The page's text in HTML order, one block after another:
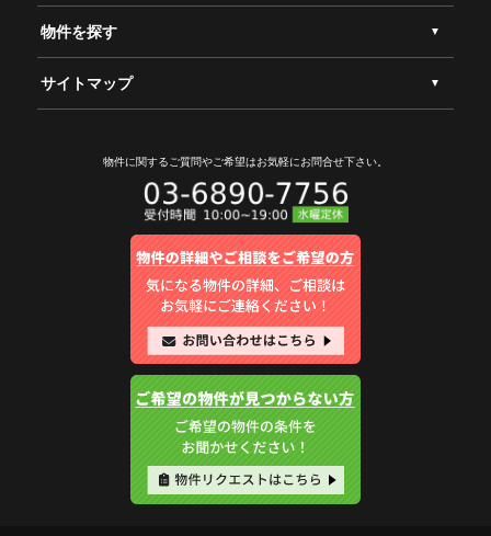
物件を探す
サイトマップ
物件に関するご質問やご希望はお気軽にお問合せ下さい。